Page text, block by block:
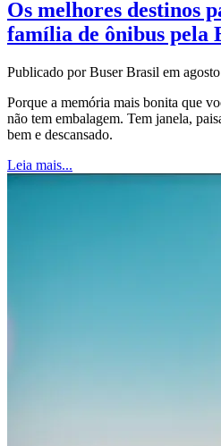
Os melhores destinos
família de ônibus pela
Publicado por Buser Brasil em
Porque a memória mais bonita que
não tem embalagem. Tem janela,
bem e descansado.
Leia mais...